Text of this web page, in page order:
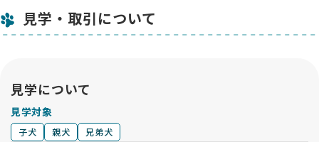
見学・取引について
見学について
見学対象
子犬 親犬 兄弟犬